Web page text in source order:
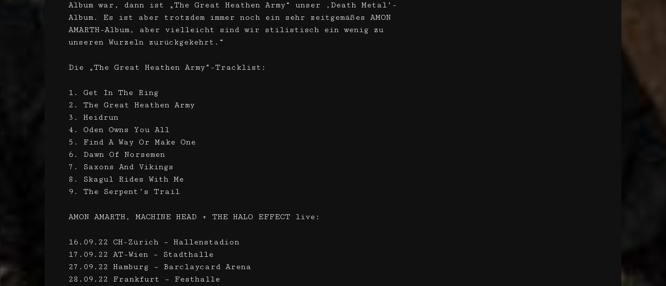
Album war, dann ist „The Great Heathen Army“ unser ‚Death Metal‘-
Album. Es ist aber trotzdem immer noch ein sehr zeitgemäßes AMON
AMARTH-Album, aber vielleicht sind wir stilistisch ein wenig zu
unseren Wurzeln zurückgekehrt.“
Die „The Great Heathen Army“-Tracklist:
1. Get In The Ring
2. The Great Heathen Army
3. Heidrun
4. Oden Owns You All
5. Find A Way Or Make One
6. Dawn Of Norsemen
7. Saxons And Vikings
8. Skagul Rides With Me
9. The Serpent’s Trail
AMON AMARTH, MACHINE HEAD + THE HALO EFFECT live:
16.09.22 CH-Zürich – Hallenstadion
17.09.22 AT-Wien – Stadthalle
27.09.22 Hamburg – Barclaycard Arena
28.09.22 Frankfurt – Festhalle